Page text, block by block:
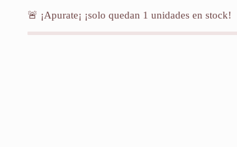
🚨 ¡Apurate¡ ¡solo quedan 1 unidades en stock!